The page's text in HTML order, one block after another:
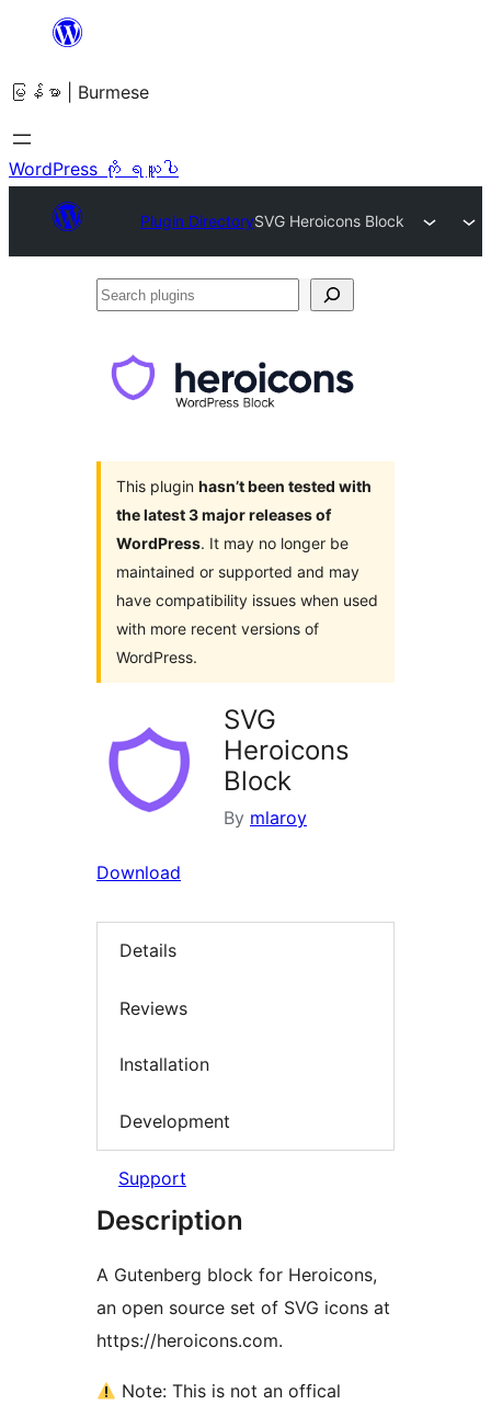
အကြောင်းအရာ
ကျော်သွား
ရန်
မြန်မာ | Burmese
WordPress ကို ရယူပါ
Plugin DirectorySVG Heroicons Block
Search
This plugin hasn’t been tested with
the latest 3 major releases of
WordPress. It may no longer be
maintained or supported and may
have compatibility issues when used
with more recent versions of
WordPress.
SVG
Heroicons
Block
By mlaroy
Download
Details
Reviews
Installation
Development
Support
Description
A Gutenberg block for Heroicons,
an open source set of SVG icons at
https://heroicons.com.
Note: This is not an offical